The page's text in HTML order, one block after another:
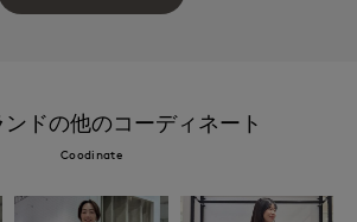
ンドの他のコーディネート
Coodinate